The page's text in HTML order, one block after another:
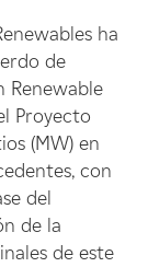
ha
de
Renewable
Proyecto
(MW) en
con
del
de la
de este